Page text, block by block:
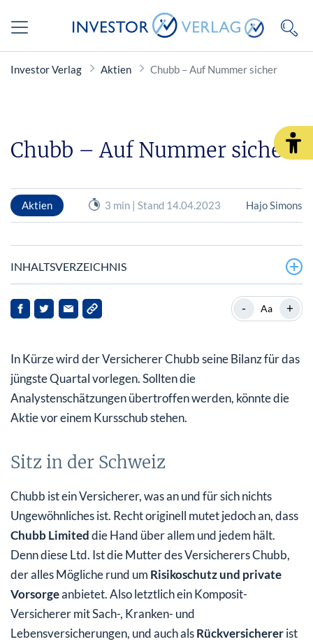
Investor Verlag Aktien Chubb – Auf Nummer sicher
Chubb – Auf Nummer sicher
Aktien 3 min | Stand 14.04.2023 Hajo Simons
INHALTSVERZEICHNIS
Sitz in der Schweiz
Was Analysten erwarten
Chubb Aktie – Jetzt kaufen oder doch nicht?
- Aa +
In Kürze wird der Versicherer Chubb seine Bilanz für das
jüngste Quartal vorlegen. Sollten die
Analystenschätzungen übertroffen werden, könnte die
Aktie vor einem Kursschub stehen.
Sitz in der Schweiz
Chubb ist ein Versicherer, was an und für sich nichts
Ungewöhnliches ist. Recht originell mutet jedoch an, dass
Chubb Limiteddie Hand über allem und jedem hält.
Denn diese Ltd. Ist die Mutter des Versicherers Chubb,
der alles Mögliche rund um Risikoschutz und private
Vorsorgeanbietet. Also letztlich ein Komposit-
Versicherer mit Sach-, Kranken- und
Lebensversicherungen, und auch alsRückversichererist